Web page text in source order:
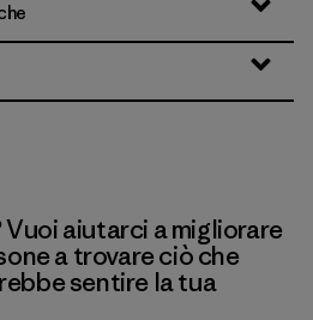
Vuoi aiutarci a migliorare
a trovare ciò che
sentire la tua